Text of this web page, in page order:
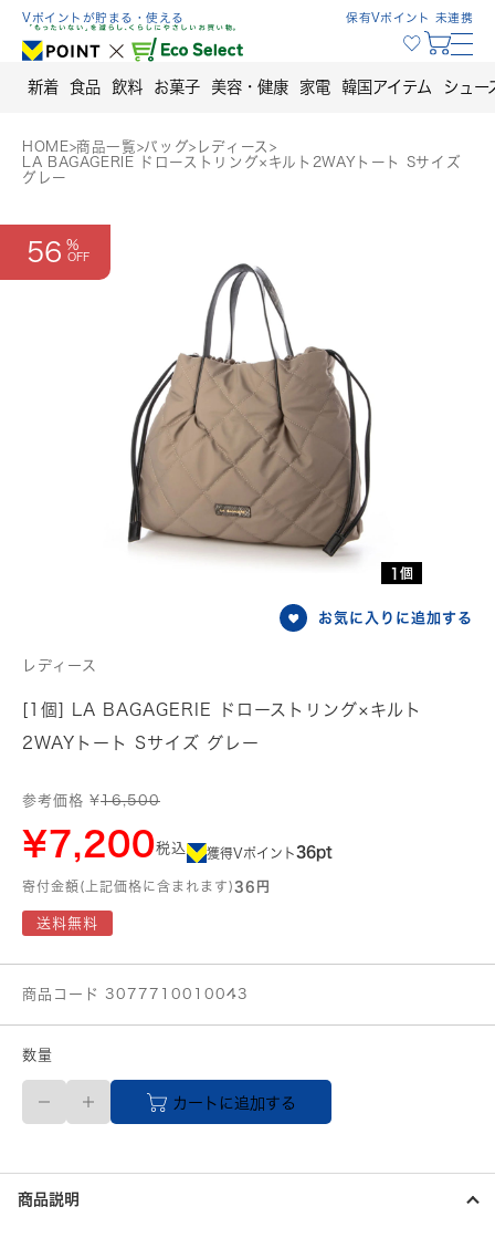
Skip
content
Vポイントが貯まる・使える 保有Vポイント 未連携
新着 食品 飲料 お菓子 美容・健康 家電 韓国アイテム シュー
HOME>商品一覧>バッグ> レディース >
LA BAGAGERIE ドローストリング×キルト2WAYトート Sサイズ
グレー
56
1個
お気に入りに追加する
レディース
[1個] LA BAGAGERIE ドローストリング×キルト
2WAYトート Sサイズ グレー
参考価格 ¥16,500
¥7,200税込 獲得Vポイント36pt
寄付金額(上記価格に含まれます) 36円
送料無料
商品コード 3077710010043
数量
LA
BAGAGERIE
ド
ー
ス
ト
カートに追加する
商品説明